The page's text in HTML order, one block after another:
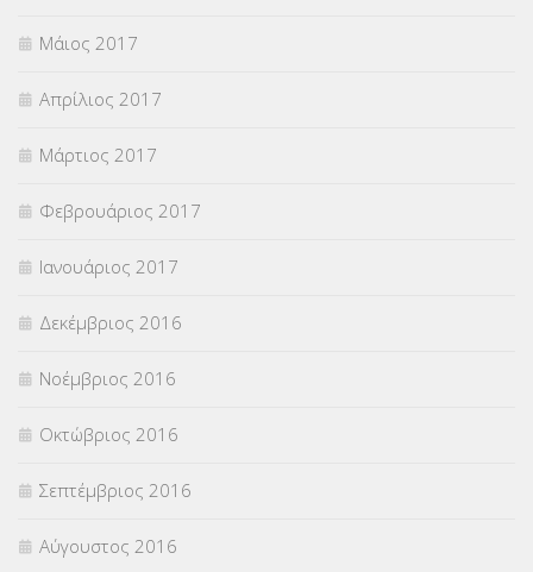
Μάιος 2017
Απρίλιος 2017
Μάρτιος 2017
Φεβρουάριος 2017
Ιανουάριος 2017
Δεκέμβριος 2016
Νοέμβριος 2016
Οκτώβριος 2016
Σεπτέμβριος 2016
Αύγουστος 2016